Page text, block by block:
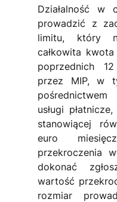
Działalność w
prowadzić z
limitu, który
całkowita
poprzednich
przez MIP, w
usługi
stanowiącej
euro
przekroczenia
dokonać
wartość
rozmiar